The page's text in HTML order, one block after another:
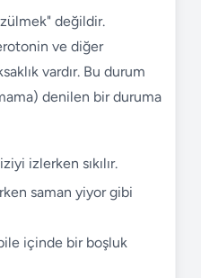
değildir.
ve diğer
vardır. Bu durum
denilen bir duruma
izlerken sıkılır.
saman yiyor gibi
içinde bir boşluk